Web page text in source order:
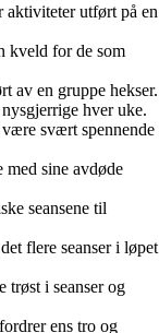
aktiviteter utført på en
kveld for de som
av en gruppe hekser.
hver uke.
være svært spennende
med sine avdøde
seansene til
flere seanser i løpet
trøst i seanser og
ens tro og